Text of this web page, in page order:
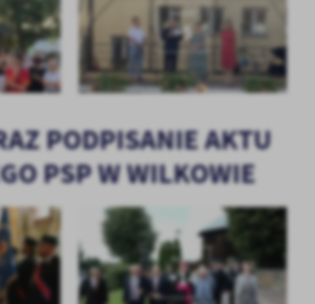
+5
PODPISANIE AKTU
PSP W WILKOWIE
KOLEJNE
+14